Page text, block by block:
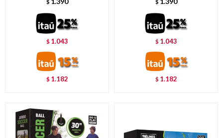
$
$ 1.043
$ 1.182
$
$ 1.043
$ 1.182